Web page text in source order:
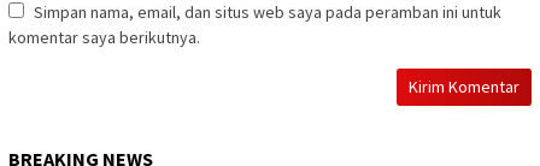
Simpan nama, email, dan situs web saya pada peramban ini untuk
komentar saya berikutnya.
BREAKING NEWS